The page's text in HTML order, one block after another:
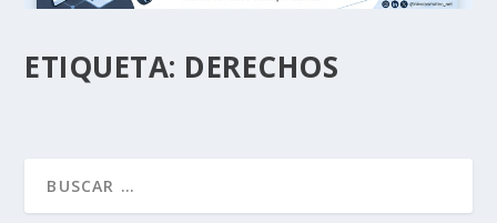
ETIQUETA: DERECHOS